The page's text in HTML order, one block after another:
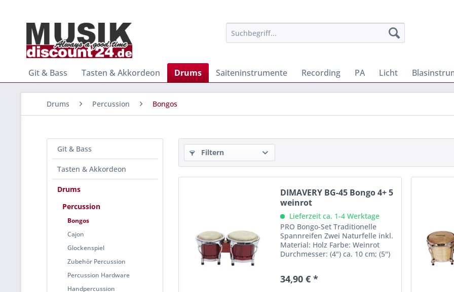
Git & Bass Tasten & Akkordeon Drums Saiteninstrumente Recording PA Licht
Drums Percussion Bongos
Git & Bass
Tasten & Akkordeon
Drums
Percussion
Bongos
Cajon
Glockenspiel
Zubehör Percussion
Percussion Hardware
Handpercussion
Filtern
DIMAVERY BG-45 Bongo 4+ 5
weinrot
Lieferzeit ca. 1-4 Werktage
PRO Bongo-Set Traditionelle
Spannreifen Zwei Naturfelle inkl.
Material: Holz Farbe: Weinrot
Durchmesser: (4") ca. 10 cm; (5")
34,90 € *